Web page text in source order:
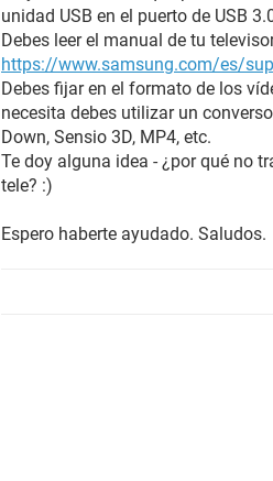
unidad USB en el puerto de USB
Debes leer el manual de tu
https://www.samsung.com/es/
Debes fijar en el formato de los
necesita debes utilizar un
Down, Sensio 3D, MP4, etc.
Te doy alguna idea - ¿por qué no
tele? :)
Espero haberte ayudado. Saludos.